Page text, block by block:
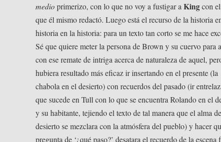
medioprimerizo, con lo que no voy a fustigar aKingcon
que él mismo redactó. Luego está el recurso de la historia
historia en la historia: para un texto tan corto se me hace
Sé que quiere meter la persona de Brown y su cuervo para
con ese remate de intriga acerca de naturaleza de aquel,
hubiera resultado más eficaz ir insertando en el presente (la
chabola en el desierto) con recuerdos del pasado (ir
que sucede en Tull con lo que se encuentra Rolando en el
y su habitante, tejiendo el texto de tal manera que el alma
desierto se mezclara con la atmósfera del pueblo) y hacer
pregunta de ‘¿qué paso?’ desatara el recuerdo de la escena